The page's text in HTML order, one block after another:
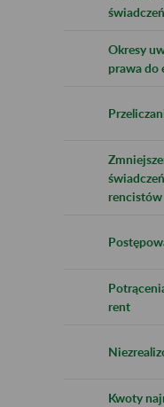
świadczeń
Okresy
prawa do
rencistów
rent
Kwoty